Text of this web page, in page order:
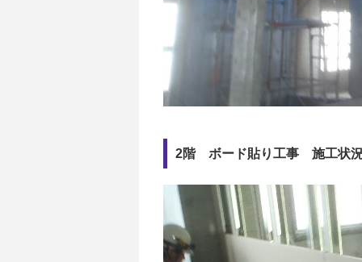
2階 ボード貼り工事 施工状